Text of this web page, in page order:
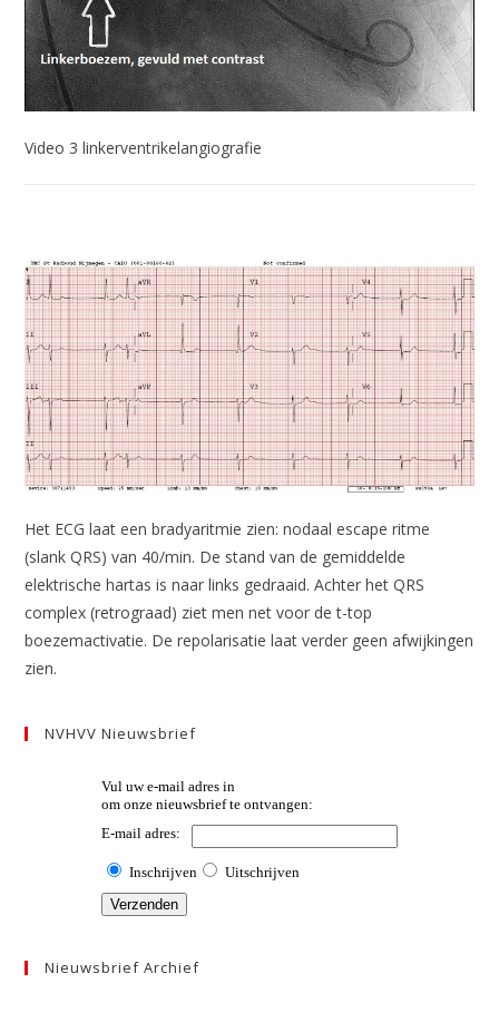
Video 3 linkerventrikelangiografie
Het ECG laat een bradyaritmie zien: nodaal escape ritme
(slank QRS) van 40/min. De stand van de gemiddelde
elektrische hartas is naar links gedraaid. Achter het QRS
complex (retrograad) ziet men net voor de t-top
boezemactivatie. De repolarisatie laat verder geen afwijkingen
zien.
NVHVV Nieuwsbrief
Nieuwsbrief Archief